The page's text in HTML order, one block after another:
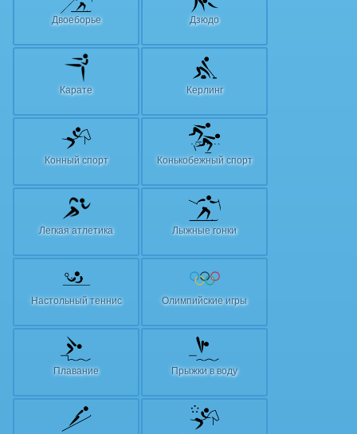
Двоеборье Дзюдо
Карате Керлинг
Конный спорт Конькобежный спорт
Легкая атлетика Лыжные гонки
Настольный теннис Олимпийские игры
Плавание Прыжки в воду